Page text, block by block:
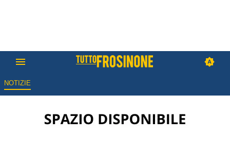
NOTIZIE